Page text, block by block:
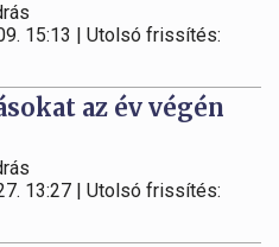
15:13 | Utolsó frissítés:
az év végén
13:27 | Utolsó frissítés: